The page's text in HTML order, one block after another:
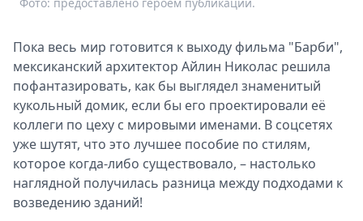
Выборы
2026
Скачай
Metro
Пока весь мир готовится к выходу фильма "Барби",
мексиканский архитектор Айлин Николас решила
пофантазировать, как бы выглядел знаменитый
кукольный домик, если бы его проектировали её
коллеги по цеху с мировыми именами. В соцсетях
уже шутят, что это лучшее пособие по стилям,
которое когда-либо существовало, – настолько
наглядной получилась разница между подходами к
возведению зданий!